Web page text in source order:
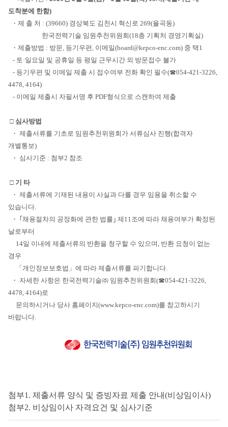
도착분에 한함)
・제 출 처 : (39660) 경상북도 김천시 혁신로 269(율곡동)
한국전력기술 임원추천위원회(18층 기획처 경영기획실)
・제출방법 : 방문, 등기우편, 이메일(board@kepco-enc.com) 중 택1
- 토·일요일 및 공휴일 등 평일 근무시간 외 방문접수 불가
- 등기우편 및 이메일 제출 시 접수여부 전화 확인 필수(☎054-421-3226,
4478, 4164)
- 이메일 제출시 자필서명 후 PDF형식으로 스캔하여 제출
□ 심사방법
・ 제출서류를 기초로 임원추천위원회가 서류심사 진행(합격자
개별통보)
・ 심사기준 : 첨부2 참조
□ 기 타
・ 제출서류에 기재된 내용이 사실과 다를 경우 임용을 취소할 수
있습니다.
・ ｢채용절차의 공정화에 관한 법률｣ 제11조에 따라 채용여부가 확정된
날로부터
14일 이내에 제출서류의 반환을 청구할 수 있으며, 반환 요청이 없는
경우
「개인정보보호법」에 따라 제출서류를 파기합니다.
・ 자세한 사항은 한국전력기술㈜ 임원추천위원회(☎054-421-3226,
4478, 4164)로
문의하시거나 당사 홈페이지(www.kepco-enc.com)를 참고하시기
바랍니다.
첨부1. 제출서류 양식 및 증빙자료 제출 안내(비상임이사)
첨부2. 비상임이사 자격요건 및 심사기준